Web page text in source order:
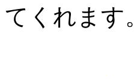
てくれます